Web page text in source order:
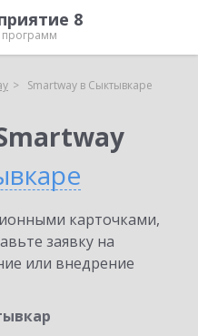
8
программ
Smartway в Сыктывкаре
карточками,
заявку на
или внедрение